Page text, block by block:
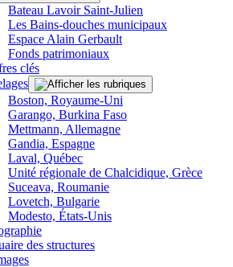
Bateau Lavoir Saint-Julien
Les Bains-douches municipaux
Espace Alain Gerbault
Fonds patrimoniaux
clés
Boston, Royaume-Uni
Garango, Burkina Faso
Mettmann, Allemagne
Gandia, Espagne
Laval, Québec
Unité régionale de Chalcidique, Grèce
Suceava, Roumanie
Lovetch, Bulgarie
Modesto, États-Unis
des structures